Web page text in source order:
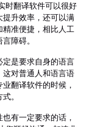
时翻译软件可以很好
升效率，还可以满
准便捷，相比人工
障碍。
是要求自身的语言
对普通人和语言语
翻译软件的时候，
。
有一定要求的话，